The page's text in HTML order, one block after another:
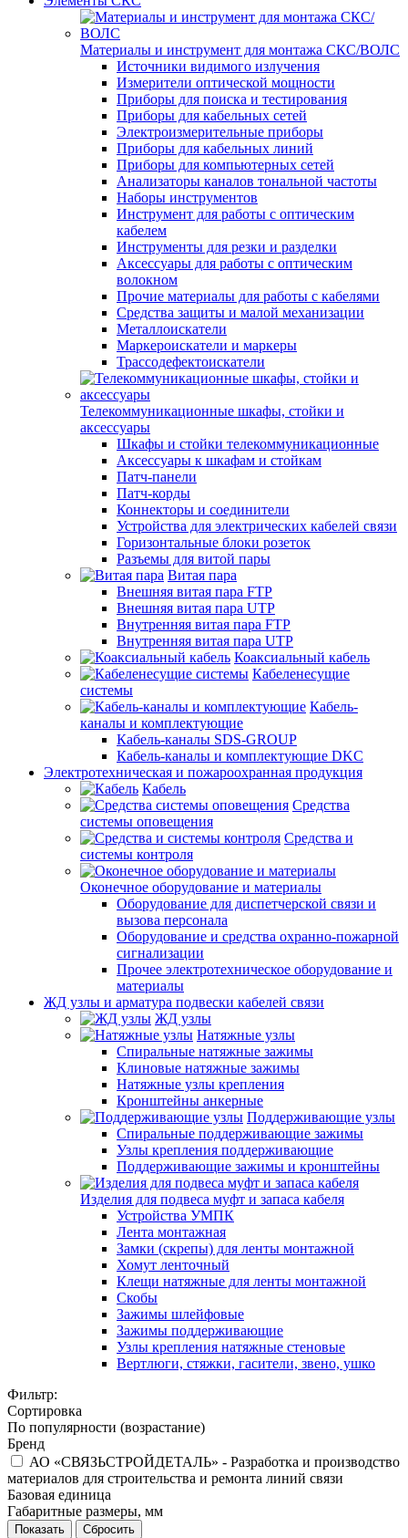
Материалы и инструмент для монтажа СКС/ВОЛС
Источники видимого излучения
Измерители оптической мощности
Приборы для поиска и тестирования
Приборы для кабельных сетей
Электроизмерительные приборы
Приборы для кабельных линий
Приборы для компьютерных сетей
Анализаторы каналов тональной частоты
Наборы инструментов
Инструмент для работы с оптическим
кабелем
Инструменты для резки и разделки
Аксессуары для работы с оптическим
волокном
Прочие материалы для работы с кабелями
Средства защиты и малой механизации
Металлоискатели
Маркероискатели и маркеры
Трассодефектоискатели
Телекоммуникационные шкафы, стойки и
аксессуары
Шкафы и стойки телекоммуникационные
Аксессуары к шкафам и стойкам
Патч-панели
Патч-корды
Коннекторы и соединители
Устройства для электрических кабелей связи
Горизонтальные блоки розеток
Разъемы для витой пары
Витая пара
Внешняя витая пара FTP
Внешняя витая пара UTP
Внутренняя витая пара FTP
Внутренняя витая пара UTP
Коаксиальный кабель
Кабеленесущие
системы
Кабель-
каналы и комплектующие
Кабель-каналы SDS-GROUP
Кабель-каналы и комплектующие DKC
Электротехническая и пожароохранная продукция
Кабель
Средства
системы оповещения
Средства и
системы контроля
Оконечное оборудование и материалы
Оборудование для диспетчерской связи и
вызова персонала
Оборудование и средства охранно-пожарной
сигнализации
Прочее электротехническое оборудование и
материалы
ЖД узлы и арматура подвески кабелей связи
ЖД узлы
Натяжные узлы
Спиральные натяжные зажимы
Клиновые натяжные зажимы
Натяжные узлы крепления
Кронштейны анкерные
Поддерживающие узлы
Спиральные поддерживающие зажимы
Узлы крепления поддерживающие
Поддерживающие зажимы и кронштейны
Изделия для подвеса муфт и запаса кабеля
Устройства УМПК
Лента монтажная
Замки (скрепы) для ленты монтажной
Хомут ленточный
Клещи натяжные для ленты монтажной
Скобы
Зажимы шлейфовые
Зажимы поддерживающие
Узлы крепления натяжные стеновые
Вертлюги, стяжки, гасители, звено, ушко
Фильтр:
Сортировка
По популярности (возрастание)
Бренд
АО «СВЯЗЬСТРОЙДЕТАЛЬ» - Разработка и производство
материалов для строительства и ремонта линий связи
Базовая единица
Габаритные размеры, мм
Показать Сбросить